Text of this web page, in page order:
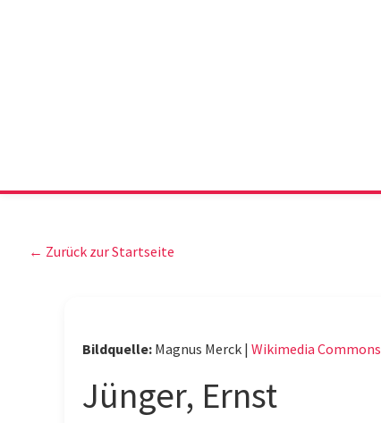
← Zurück zur Startseite
Jünger, Ernst
Bildquelle: Magnus Merck | Wikimedia Commons